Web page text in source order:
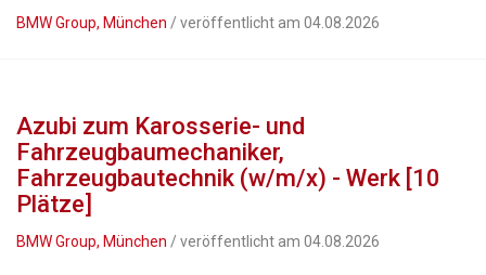
BMW Group, München / veröffentlicht am 04.08.2026
Azubi zum Karosserie- und
Fahrzeugbaumechaniker,
Fahrzeugbautechnik (w/m/x) - Werk [10
Plätze]
BMW Group, München / veröffentlicht am 04.08.2026